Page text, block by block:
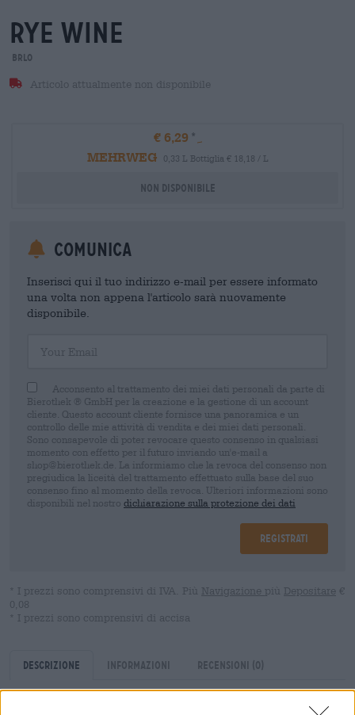
rye wine
BRLO
Articolo attualmente non disponibile
€ 6,29
MEHRWEG
0,33 L Bottiglia € 18,18 / L
Non disponibile
Comunica
Inserisci qui il tuo indirizzo e-mail per essere informato
una volta non appena l'articolo sarà nuovamente
disponibile.
Acconsento al trattamento dei miei dati personali da parte di
Bierothek ® GmbH per la creazione e la gestione di un account
cliente. Questo account cliente fornisce una panoramica e un
controllo delle mie attività di vendita e dei miei dati personali.
Sono consapevole di poter revocare questo consenso in qualsiasi
momento con effetto per il futuro inviando un'e-mail a
shop@bierothek.de. La informiamo che la revoca del consenso non
pregiudica la liceità del trattamento effettuato sulla base del suo
consenso fino al momento della revoca. Ulteriori informazioni sono
disponibili nel nostro dichiarazione sulla protezione dei dati
Registrati
* I prezzi sono comprensivi di IVA. Più Navigazione più Depositare €
0,08
* I prezzi sono comprensivi di accisa
Descrizione Informazioni Recensioni (0)